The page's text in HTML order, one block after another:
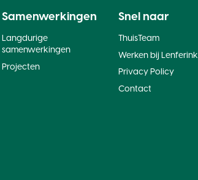
Samenwerkingen
Langdurige
samenwerkingen
Projecten
Snel naar
ThuisTeam
Werken bij Lenferink
Privacy Policy
Contact